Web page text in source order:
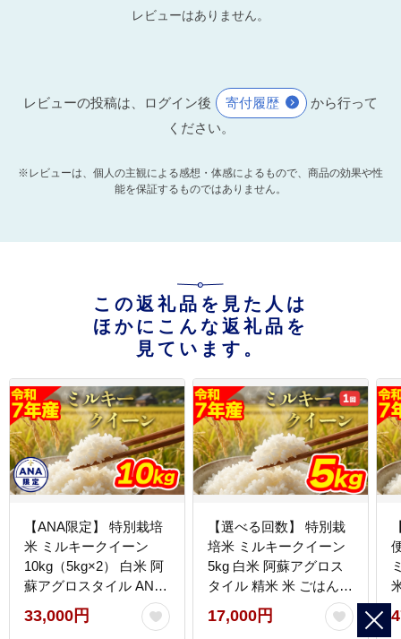
レビューはありません。
レビューの投稿は、ログイン後 寄付履歴
から行って
ください。
※レビューは、個人の主観による感想・体感によるもので、商品の効果や性
能を保証するものではありません。
この返礼品を見た人は
ほかにこんな返礼品を
見ています。
【ANA限定】 特別栽培
米 ミルキークイーン
10kg（5kg×2） 白米 阿
蘇アグロスタイル ANA
オリジナル みるきーく
いーん 精米 米 ごはん
33,000円
【選べる回数】 特別栽
培米 ミルキークイーン
5kg 白米 阿蘇アグロス
タイル 精米 米 ごはん
人気 美味しい 甘味 もち
もち なめらか 減農薬 湧
17,000円